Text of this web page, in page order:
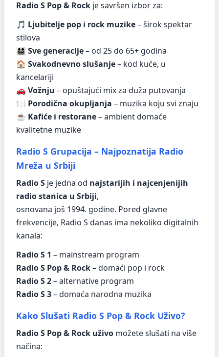
Radio S Pop & Rock je savršen izbor za:
🎵 Ljubitelje pop i rock muzike– širok spektar
stilova
👨‍👩‍👧‍👦 Sve generacije– od 25 do 65+ godina
🏠 Svakodnevno slušanje– kod kuće, u
kancelariji
🚗 Vožnju – opuštajući mix za duža putovanja
🍽️ Porodična okupljanja – muzika koju svi znaju
☕ Kafiće i restorane– ambient domaće
kvalitetne muzike
Radio S Grupacija – Najpoznatija Radio
Mreža u Srbiji
Radio S je jedna od najstarijih i najcenjenijih
radio stanica u Srbiji,
osnovana još 1994. godine. Pored glavne
frekvencije, Radio S danas ima nekoliko digitalnih
kanala:
Radio S 1 – mainstream program
Radio S Pop & Rock– domaći pop i rock
Radio S 2– alternative program
Radio S 3– domaća narodna muzika
Kako Slušati Radio S Pop & Rock Uživo?
Radio S Pop & Rock uživo možete slušati na više
načina: